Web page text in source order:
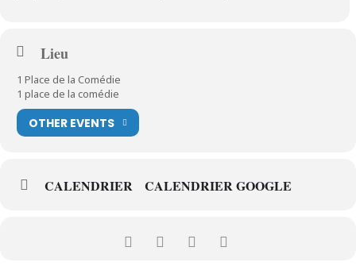
Lieu
1 Place de la Comédie
1 place de la comédie
OTHER EVENTS
CALENDRIER CALENDRIER GOOGLE